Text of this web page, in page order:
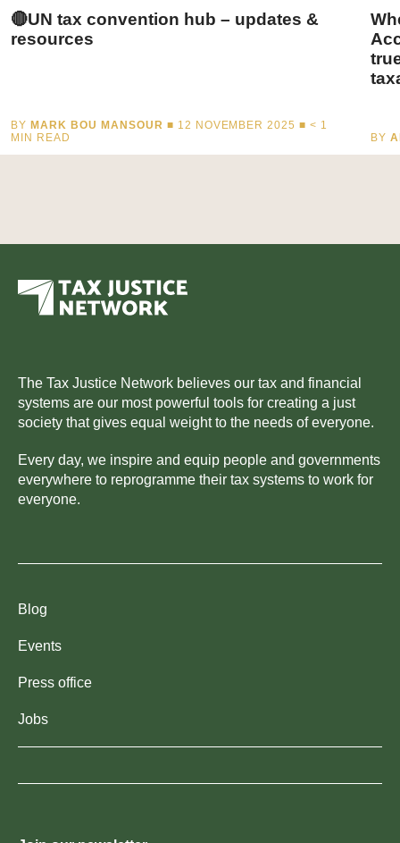
🔴UN tax convention hub – updates &
resources
BY MARK BOU MANSOUR ■ 12 NOVEMBER 2025 ■< 1
MIN READ
BY
The Tax Justice Network believes our tax and financial
systems are our most powerful tools for creating a just
society that gives equal weight to the needs of everyone.
Every day, we inspire and equip people and governments
everywhere to reprogramme their tax systems to work for
everyone.
Blog
Events
Press office
Jobs